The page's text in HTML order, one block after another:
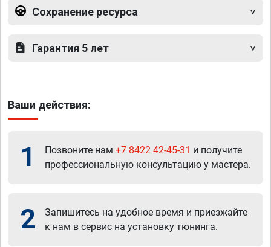
Сохранение ресурса
Гарантия 5 лет
Ваши действия:
1 Позвоните нам +7 8422 42-45-31 и получите
профессиональную консультацию у мастера.
2
Запишитесь на удобное время и приезжайте
к нам в сервис на установку тюнинга.